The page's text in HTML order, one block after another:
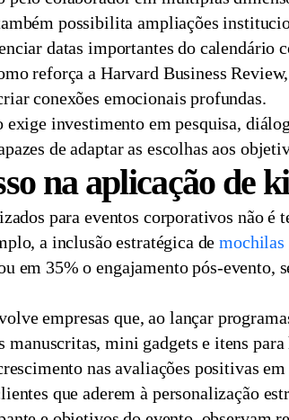
possibilita ampliações
datas importantes do calendário
reforça a Harvard Business
conexões emocionais profundas.
exige investimento em pesquisa,
de adaptar as escolhas aos
na aplicação de
para eventos corporativos não é
a inclusão estratégica demochilas
em 35% o engajamento pós-evento,
empresas que, ao lançar
manuscritas, mini gadgets e itens
nas avaliações positivas
que aderem à personalização